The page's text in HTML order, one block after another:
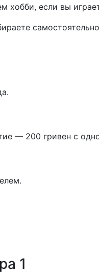
если вы
— 200 гривен с
1